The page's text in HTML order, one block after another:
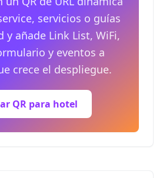
servicios o guías
y añade Link List, WiFi,
y eventos a
crece el despliegue.
QR para hotel